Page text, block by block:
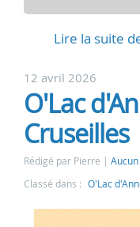
Lire la suite
12 avril 2026
O'Lac
Cruseilles
Rédigé par Pierre
Classé dans : O'Lac